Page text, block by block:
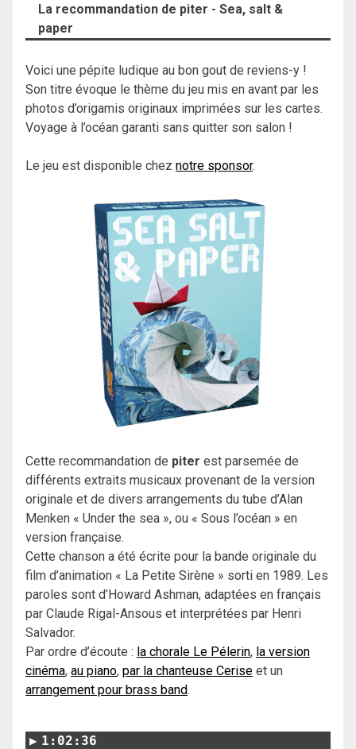
La recommandation de piter - Sea, salt &
paper
Voici une pépite ludique au bon gout de reviens-y !
Son titre évoque le thème du jeu mis en avant par les
photos d’origamis originaux imprimées sur les cartes.
Voyage à l’océan garanti sans quitter son salon !
Le jeu est disponible chez notre sponsor.
Cette recommandation de piter est parsemée de
différents extraits musicaux provenant de la version
originale et de divers arrangements du tube d’Alan
Menken « Under the sea », ou « Sous l’océan » en
version française.
Cette chanson a été écrite pour la bande originale du
film d’animation « La Petite Sirène » sorti en 1989. Les
paroles sont d’Howard Ashman, adaptées en français
par Claude Rigal-Ansous et interprétées par Henri
Salvador.
Par ordre d’écoute : la chorale Le Pélerin, la version
cinéma, au piano, par la chanteuse Cerise et un
arrangement pour brass band.
1:02:36